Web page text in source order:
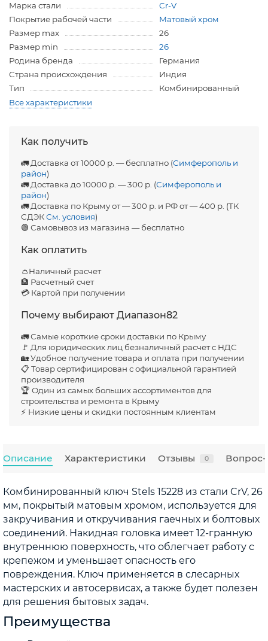
Марка стали
Cr-V
Покрытие рабочей части
Матовый хром
Размер max
26
Размер min
26
Родина бренда
Германия
Страна происхождения
Индия
Тип
Комбинированный
Все характеристики
Как получить
🚛 Доставка от 10000 р. — бесплатно (Симферополь и
район)
🚛 Доставка до 10000 р. — 300 р. (Симферополь и
район)
🚛 Доставка по Крыму от — 300 р. и РФ от — 400 р. (ТК
СДЭКСм. условия)
🟢 Самовывоз из магазина — бесплатно
Как оплатить
👛Наличный расчет
🏦 Расчетный счет
💳 Картой при получении
Почему выбирают Диапазон82
🚛 Самые короткие сроки доставки по Крыму
🚩 Для юридических лиц безналичный расчет с НДС
🏡 Удобное получение товара и оплата при получении
📋 Товар сертифицирован с официальной гарантией
производителя
🏆 Один из самых больших ассортиментов для
строительства и ремонта в Крыму
⚡ Низкие цены и скидки постоянным клиентам
Описание Характеристики Отзывы 0 Вопрос-
Комбинированный ключ Stels 15228 из стали CrV, 26
мм, покрытый матовым хромом, используется для
закручивания и откручивания гаечных и болтовых
соединений. Накидная головка имеет 12-гранную
внутреннюю поверхность, что облегчает работу с
крепежом и уменьшает опасность его
повреждения. Ключ применяется в слесарных
мастерских и автосервисах, а также будет полезен
для решения бытовых задач.
Преимущества